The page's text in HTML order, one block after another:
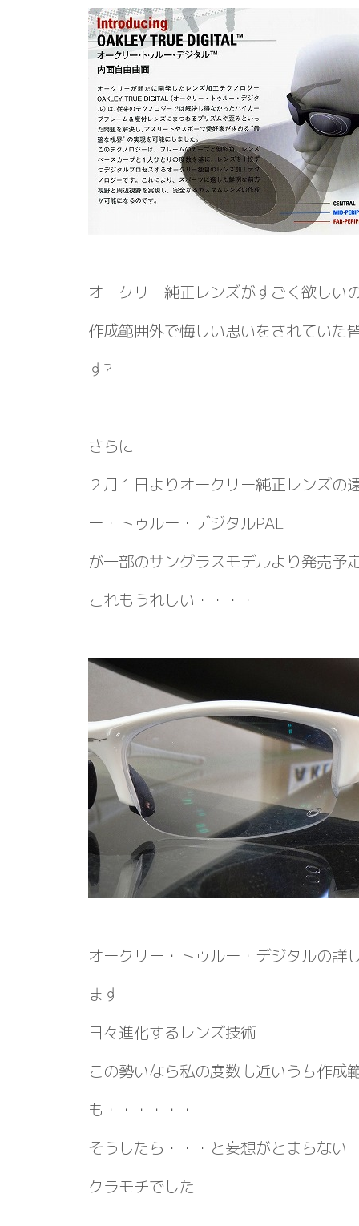
オークリー純正レンズがすごく欲しい
作成範囲外で悔しい思いをされていた
す?
さらに
２月１日よりオークリー純正レンズ
ー・トゥルー・デジタルPAL
が一部のサングラスモデルより発売予
これもうれしい・・・・
オークリー・トゥルー・デジタルの詳
ます
日々進化するレンズ技術
この勢いなら私の度数も近いうち作成
も・・・・・・
そうしたら・・・と妄想がとまら
クラモチでした